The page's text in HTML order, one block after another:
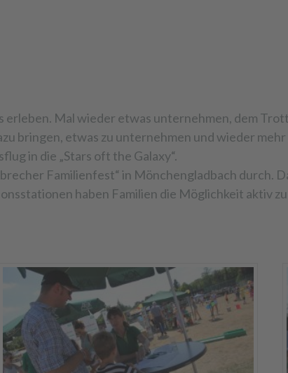
erleben. Mal wieder etwas unternehmen, dem
bringen, etwas zu unternehmen und wieder
in die „Stars oft the Galaxy“.
Familienfest“ in Mönchengladbach durch.
haben Familien die Möglichkeit aktiv